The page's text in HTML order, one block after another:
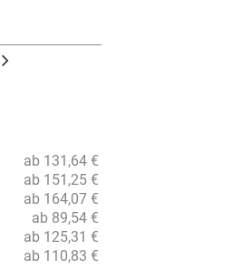
ab 131,64 €
ab 151,25 €
ab 164,07 €
ab 89,54 €
ab 125,31 €
ab 110,83 €